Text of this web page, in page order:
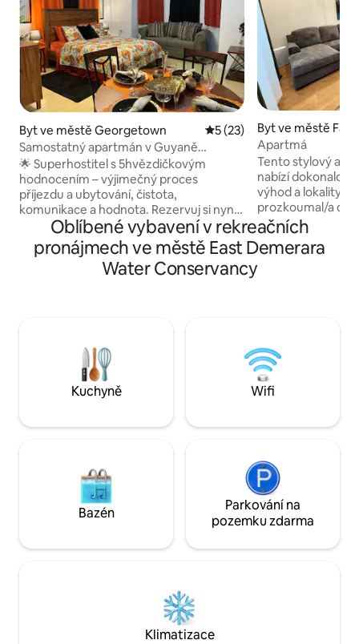
Byt ve městě Georgetown Průměrné hodnocení 5 z 5,
5 (23)
Samostatný apartmán v Guyaně
70 USD/noc.
🌟 Superhostitel s 5hvězdičkovým
hodnocením – výjimečný proces
příjezdu a ubytování, čistota,
komunikace a hodnota. Rezervuj si nyní
a získej slevu. Měsíční slevy! Ideální pro
služební cesty, krátkodobé pobyty,
digitální nomády a návštěvníky. ✔
Samostatná a soukromá jednotka ✔
příjezd/odjezd 📍 V blízkosti
supermarketů, restaurací, bankomatů,
nákupního centra Amazonia a dalších
služeb, 15 minut od Georgetownu.
Byt ve městě
Apartmá
Tento stylový
nabízí dokonalou
výhod a lokality.
prozkoumal/a
pracoval/a na
vše, co
nezapomenutelný
daleko, abyste si
plně vybavenou
obytný prostor a
Oblíbené vybavení v rekreačních
pronájmech ve městě East Demerara
Water Conservancy
Kuchyně Wifi
Bazén
Parkování na
pozemku zdarma
Klimatizace